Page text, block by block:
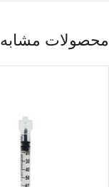
محصولات مشابه